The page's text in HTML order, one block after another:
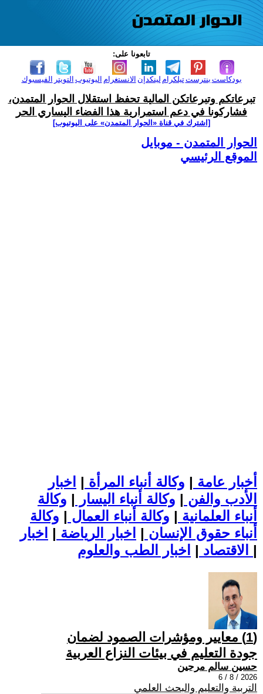
تابعونا على:
الفيسبوك التويتر اليوتيوب الانستغرام لينكدإن تيلكرامبنترست بودكاست
تبرعاتكم وتبرعاتكن المالية تحفظ استقلال الحوار المتمدن،
فشاركونا في دعم استمرارية هذا الفضاء اليساري الحر
[اشترك في قناة ‫«الحوار المتمدن» على اليوتيوب]
الحوار المتمدن - موبايل
الموقع الرئيسي
أخبار عامة | وكالة أنباء المرأة | اخبار
الأدب والفن | وكالة أنباء اليسار | وكالة
أنباء العلمانية | وكالة أنباء العمال | وكالة
أنباء حقوق الإنسان | اخبار الرياضة | اخبار
الاقتصاد | |
(1) معايير ومؤشرات الصمود لضمان
جودة التعليم في بيئات النزاع العربية
حسين سالم مرجين
2026 / 8 / 6
التربية والتعليم والبحث العلمي